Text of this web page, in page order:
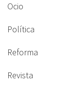
Ocio
Política
Reforma
Revista